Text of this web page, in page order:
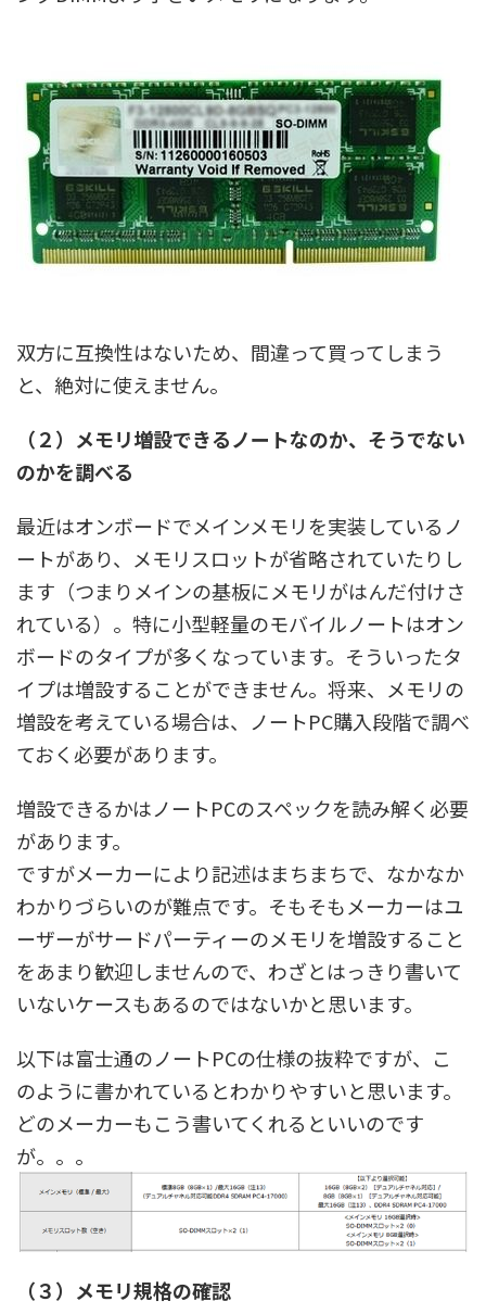
双方に互換性はないため、間違って買ってしまう
と、絶対に使えません。
（２）メモリ増設できるノートなのか、そうでない
のかを調べる
最近はオンボードでメインメモリを実装しているノ
ートがあり、メモリスロットが省略されていたりし
ます（つまりメインの基板にメモリがはんだ付けさ
れている）。特に小型軽量のモバイルノートはオン
ボードのタイプが多くなっています。そういったタ
イプは増設することができません。将来、メモリの
増設を考えている場合は、ノートPC購入段階で調べ
ておく必要があります。
増設できるかはノートPCのスペックを読み解く必要
があります。
ですがメーカーにより記述はまちまちで、なかなか
わかりづらいのが難点です。そもそもメーカーはユ
ーザーがサードパーティーのメモリを増設すること
をあまり歓迎しませんので、わざとはっきり書いて
いないケースもあるのではないかと思います。
以下は富士通のノートPCの仕様の抜粋ですが、こ
のように書かれているとわかりやすいと思います。
どのメーカーもこう書いてくれるといいのです
が。。。
（３）メモリ規格の確認